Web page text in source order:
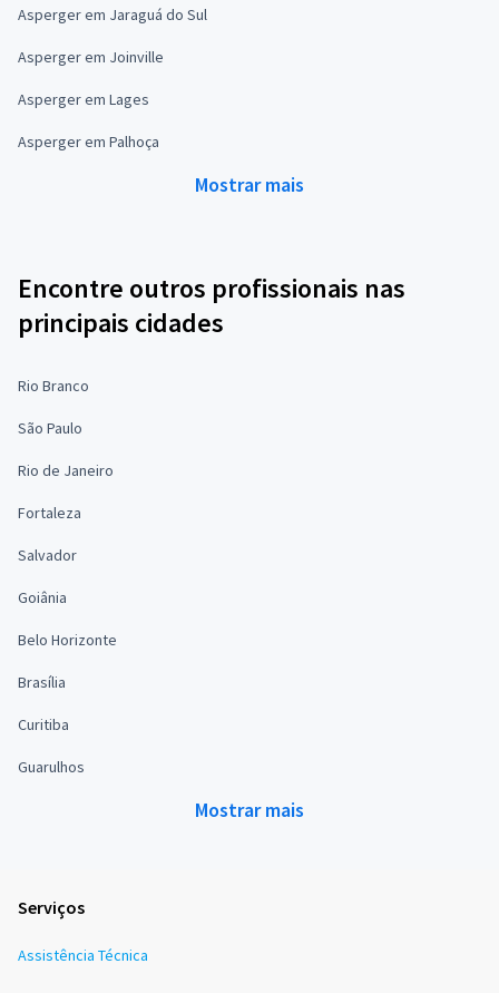
Asperger em Jaraguá do Sul
Asperger em Joinville
Asperger em Lages
Asperger em Palhoça
Mostrar mais
Encontre outros profissionais nas
principais cidades
Rio Branco
São Paulo
Rio de Janeiro
Fortaleza
Salvador
Goiânia
Belo Horizonte
Brasília
Curitiba
Guarulhos
Mostrar mais
Serviços
Assistência Técnica